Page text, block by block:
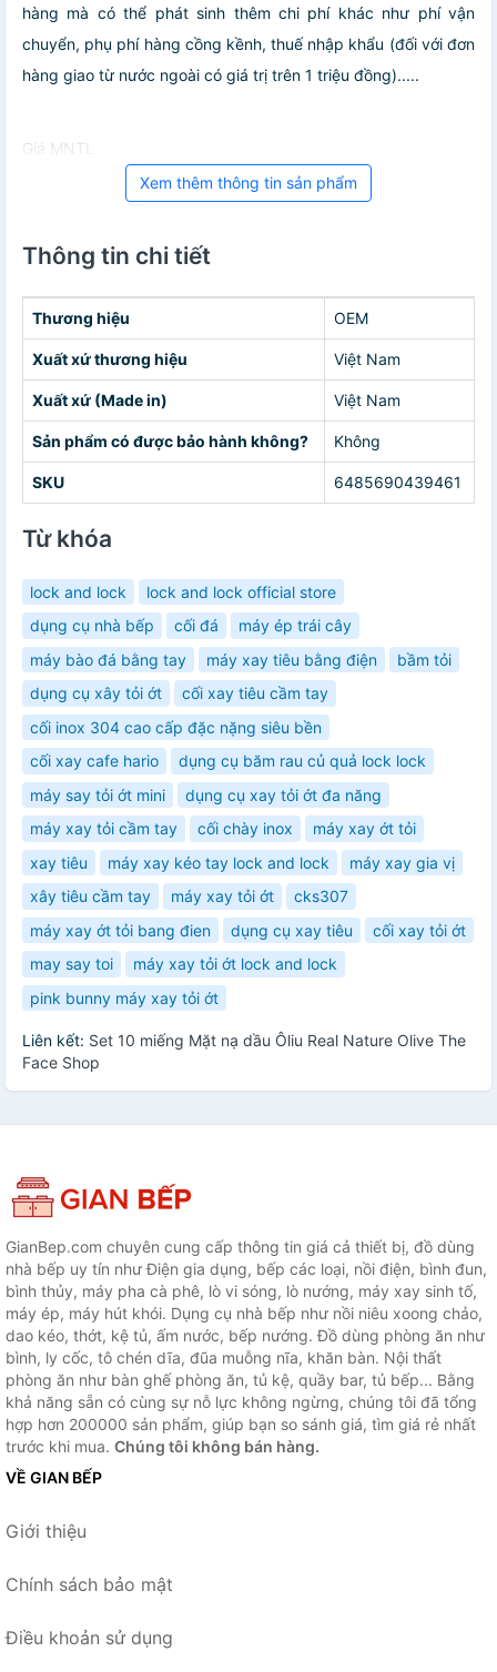
hàng mà có thể phát sinh thêm chi phí khác như phí vận
chuyển, phụ phí hàng cồng kềnh, thuế nhập khẩu (đối với đơn
hàng giao từ nước ngoài có giá trị trên 1 triệu đồng).....
Giá MNTL
Xem thêm thông tin sản phẩm
Thông tin chi tiết
Thương hiệu OEM
Xuất xứ thương hiệu Việt Nam
Xuất xứ (Made in) Việt Nam
Sản phẩm có được bảo hành không? Không
SKU 6485690439461
Từ khóa
lock and lock
lock and lock official store
dụng cụ nhà bếp
cối đá
máy ép trái cây
máy bào đá bằng tay
máy xay tiêu bằng điện
bầm tỏi
dụng cụ xây tỏi ớt
cối xay tiêu cầm tay
cối inox 304 cao cấp đặc nặng siêu bền
cối xay cafe hario
dụng cụ băm rau củ quả lock lock
máy say tỏi ớt mini
dụng cụ xay tỏi ớt đa năng
máy xay tỏi cầm tay
cối chày inox
máy xay ớt tỏi
xay tiêu
máy xay kéo tay lock and lock
máy xay gia vị
xây tiêu cầm tay
máy xay tỏi ớt
cks307
máy xay ớt tỏi bang đien
dụng cụ xay tiêu
cối xay tỏi ớt
may say toi
máy xay tỏi ớt lock and lock
pink bunny máy xay tỏi ớt
Liên kết: Set 10 miếng Mặt nạ dầu Ôliu Real Nature Olive The
Face Shop
GianBep.com chuyên cung cấp thông tin giá cả thiết bị, đồ dùng
nhà bếp uy tín như Điện gia dụng, bếp các loại, nồi điện, bình đun,
bình thủy, máy pha cà phê, lò vi sóng, lò nướng, máy xay sinh tố,
máy ép, máy hút khói. Dụng cụ nhà bếp như nồi niêu xoong chảo,
dao kéo, thớt, kệ tủ, ấm nước, bếp nướng. Đồ dùng phòng ăn như
bình, ly cốc, tô chén dĩa, đũa muỗng nĩa, khăn bàn. Nội thất
phòng ăn như bàn ghế phòng ăn, tủ kệ, quầy bar, tủ bếp... Bằng
khả năng sẵn có cùng sự nỗ lực không ngừng, chúng tôi đã tổng
hợp hơn 200000 sản phẩm, giúp bạn so sánh giá, tìm giá rẻ nhất
trước khi mua. Chúng tôi không bán hàng.
VỀ GIAN BẾP
Giới thiệu
Chính sách bảo mật
Điều khoản sử dụng